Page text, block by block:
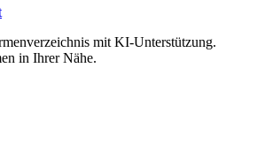
mit KI-Unterstützung.
in Ihrer Nähe.